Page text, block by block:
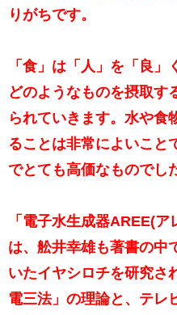
りがちです。
「食」は「人」を「良
どのようなものを摂取す
られていきます。水や食
ることは非常によいこと
でとても高価なものでし
「電子水生成器AREE(ア
は、舩井幸雄も著書の中
いたイヤシロチを研究さ
電三法」の理論と、テレ